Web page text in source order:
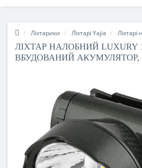
Ліхтарики Ліхтарі Yajia Ліхтарі
ЛІХТАР НАЛОБНИЙ LUXURY
ВБУДОВАНИЙ АКУМУЛЯТОР,